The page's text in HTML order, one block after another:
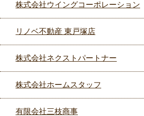
株式会社ウイングコーポレーション
リノベ不動産 東戸塚店
株式会社ネクストパートナー
株式会社ホームスタッフ
有限会社三枝商事